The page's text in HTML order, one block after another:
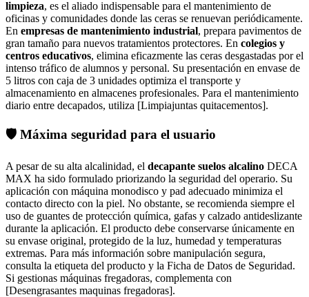
limpieza, es el aliado indispensable para el mantenimiento de
oficinas y comunidades donde las ceras se renuevan periódicamente.
En empresas de mantenimiento industrial, prepara pavimentos de
gran tamaño para nuevos tratamientos protectores. En colegios y
centros educativos, elimina eficazmente las ceras desgastadas por el
intenso tráfico de alumnos y personal. Su presentación en envase de
5 litros con caja de 3 unidades optimiza el transporte y
almacenamiento en almacenes profesionales. Para el mantenimiento
diario entre decapados, utiliza [Limpiajuntas quitacementos].
🛡️ Máxima seguridad para el usuario
A pesar de su alta alcalinidad, el decapante suelos alcalino DECA
MAX ha sido formulado priorizando la seguridad del operario. Su
aplicación con máquina monodisco y pad adecuado minimiza el
contacto directo con la piel. No obstante, se recomienda siempre el
uso de guantes de protección química, gafas y calzado antideslizante
durante la aplicación. El producto debe conservarse únicamente en
su envase original, protegido de la luz, humedad y temperaturas
extremas. Para más información sobre manipulación segura,
consulta la etiqueta del producto y la Ficha de Datos de Seguridad.
Si gestionas máquinas fregadoras, complementa con
[Desengrasantes maquinas fregadoras].